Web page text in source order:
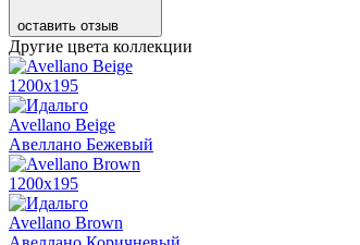
оставить отзыв
Другие цвета коллекции
1200x195
Avellano Beige
Авеллано Бежевый
1200x195
Avellano Brown